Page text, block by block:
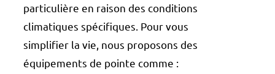
particulière en raison des conditions
climatiques spécifiques. Pour vous
simplifier la vie, nous proposons des
équipements de pointe comme :